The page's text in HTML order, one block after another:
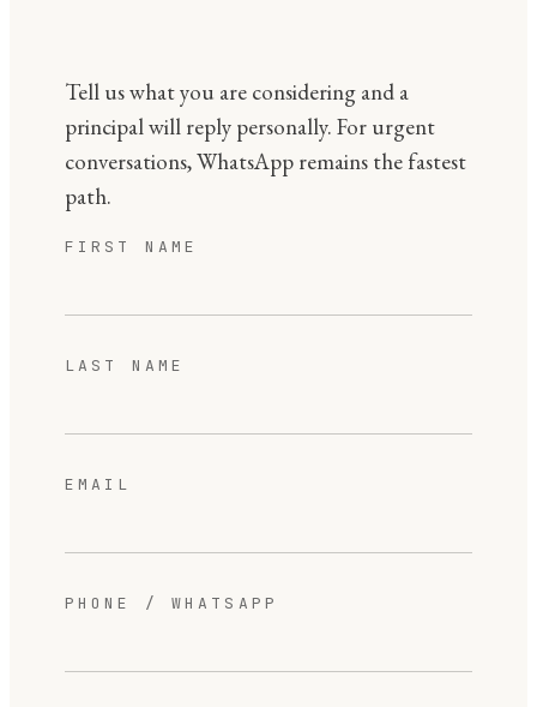
Tell us what you are considering and a
principal will reply personally. For urgent
conversations, WhatsApp remains the fastest
path.
FIRST NAME
LAST NAME
EMAIL
PHONE / WHATSAPP